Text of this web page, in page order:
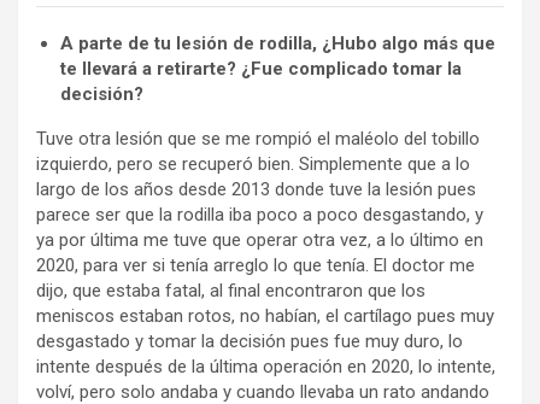
A parte de tu lesión de rodilla, ¿Hubo algo más que
te llevará a retirarte? ¿Fue complicado tomar la
decisión?
Tuve otra lesión que se me rompió el maléolo del tobillo
izquierdo, pero se recuperó bien. Simplemente que a lo
largo de los años desde 2013 donde tuve la lesión pues
parece ser que la rodilla iba poco a poco desgastando, y
ya por última me tuve que operar otra vez, a lo último en
2020, para ver si tenía arreglo lo que tenía. El doctor me
dijo, que estaba fatal, al final encontraron que los
meniscos estaban rotos, no habían, el cartílago pues muy
desgastado y tomar la decisión pues fue muy duro, lo
intente después de la última operación en 2020, lo intente,
volví, pero solo andaba y cuando llevaba un rato andando